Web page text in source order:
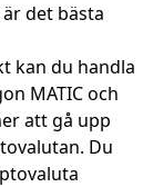
det bästa
kan du handla
MATIC och
att gå upp
Du